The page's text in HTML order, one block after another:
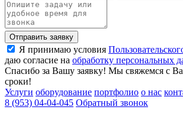
Отправить заявку
Я принимаю условия
даю согласие на обработку персональных
Спасибо за Вашу заявку! Мы свяжемся с
сроки!
Услуги оборудование портфолио о нас
8 (953) 04-04-045 Обратный звонок